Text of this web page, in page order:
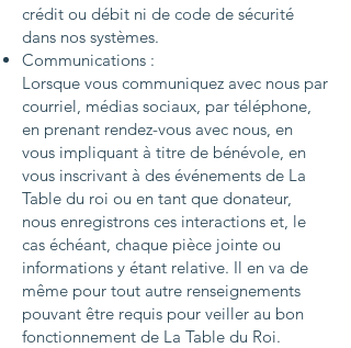
crédit ou débit ni de code de sécurité
dans nos systèmes.
Communications :
Lorsque vous communiquez avec nous par
courriel, médias sociaux, par téléphone,
en prenant rendez-vous avec nous, en
vous impliquant à titre de bénévole, en
vous inscrivant à des événements de La
Table du roi ou en tant que donateur,
nous enregistrons ces interactions et, le
cas échéant, chaque pièce jointe ou
informations y étant relative. Il en va de
même pour tout autre renseignements
pouvant être requis pour veiller au bon
fonctionnement de La Table du Roi.